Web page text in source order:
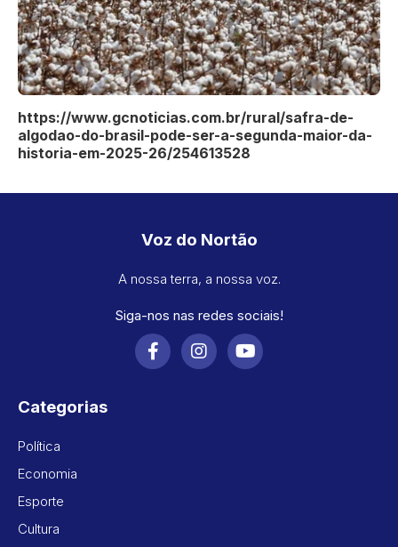
https://www.gcnoticias.com.br/rural/safra-de-
algodao-do-brasil-pode-ser-a-segunda-maior-da-
historia-em-2025-26/254613528
Voz do Nortão
A nossa terra, a nossa voz.
Siga-nos nas redes sociais!
Categorias
Política
Economia
Esporte
Cultura